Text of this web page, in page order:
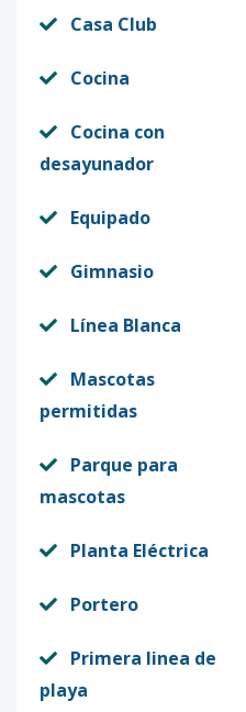
Casa Club
Cocina
Cocina con
desayunador
Equipado
Gimnasio
Línea Blanca
Mascotas
permitidas
Parque para
mascotas
Planta Eléctrica
Portero
Primera linea de
playa